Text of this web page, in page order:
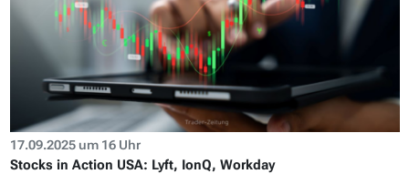
17.09.2025 um 16 Uhr
Stocks in Action USA: Lyft, IonQ, Workday